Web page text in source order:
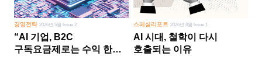
경영전략 2026년 5월 Issue 2
“AI 기업, B2C
구독요금제로는 수익 한계
스페셜리포트 2026년 8월 Issue 1
AI 시대, 철학이 다시
호출되는 이유